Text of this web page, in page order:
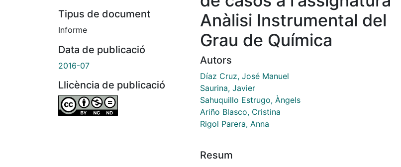
Tipus de document
Informe
Data de publicació
2016-07
Llicència de publicació
Anàlisi Instrumental del
Grau de Química
Autors
Díaz Cruz, José Manuel
Saurina, Javier
Sahuquillo Estrugo, Àngels
Ariño Blasco, Cristina
Rigol Parera, Anna
Resum